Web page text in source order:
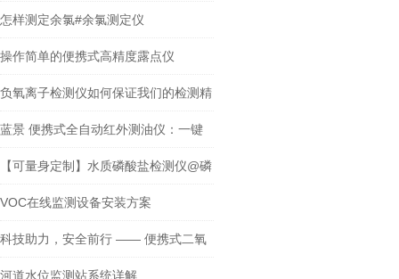
怎样测定余氯#余氯测定仪
操作简单的便携式高精度露点仪
负氧离子检测仪如何保证我们的检测精
度？
蓝景 便携式全自动红外测油仪：一键
全自动操作，小白也能当“监测专家”
【可量身定制】水质磷酸盐检测仪@磷
酸盐快速检测仪器
VOC在线监测设备安装方案
科技助力，安全前行 —— 便携式二氧
化氯检测仪
河道水位监测站系统详解